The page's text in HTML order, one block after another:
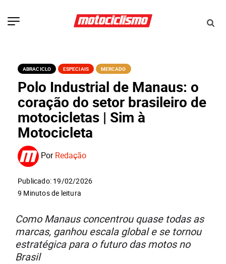
ABRACICLO ESPECIAIS MERCADO
Polo Industrial de Manaus: o
coração do setor brasileiro de
motocicletas | Sim à
Motocicleta
PorRedação
Publicado: 19/02/2026
9 Minutos de leitura
Como Manaus concentrou quase todas as
marcas, ganhou escala global e se tornou
estratégica para o futuro das motos no
Brasil